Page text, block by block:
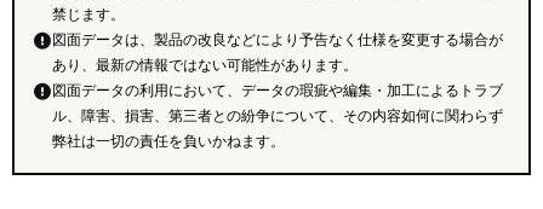
禁じます。
図面データは、製品の改良などにより予告なく仕様を変更する場合が
あり、最新の情報ではない可能性があります。
図面データの利用において、データの瑕疵や編集・加工によるトラブ
ル、障害、損害、第三者との紛争について、その内容如何に関わらず
弊社は一切の責任を負いかねます。